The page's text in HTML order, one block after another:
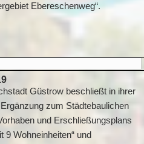
Ebereschenweg“.
Güstrow beschließt in ihrer
zum Städtebaulichen
und Erschließungsplans
9 Wohneinheiten“ und